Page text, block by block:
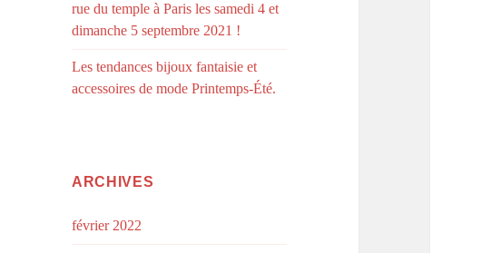
rue du temple à Paris les samedi 4 et
dimanche 5 septembre 2021 !
Les tendances bijoux fantaisie et
accessoires de mode Printemps-Été.
ARCHIVES
février 2022